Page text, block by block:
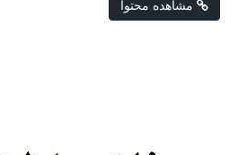
مشاهده محتوا